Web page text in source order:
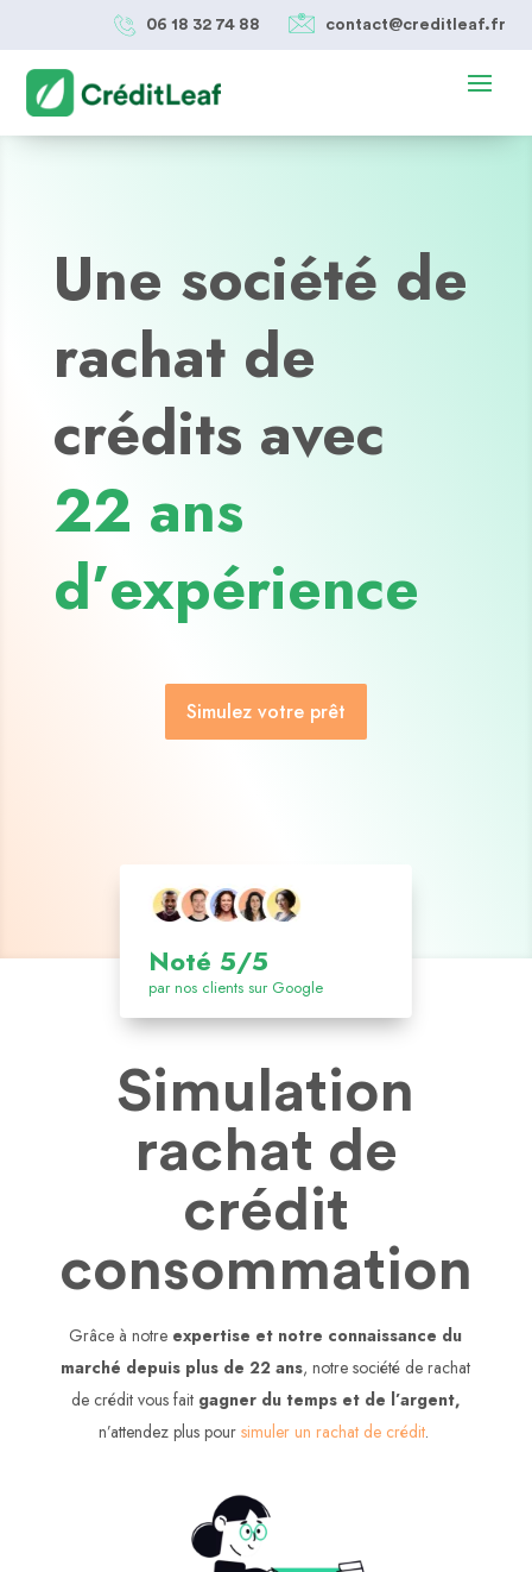
06 18 32 74 88 contact@creditleaf.fr
Une société de
rachat de
crédits avec
22 ans
d’expérience
Simulez votre prêt
Noté 5/5
par nos clients sur Google
Simulation
rachat de
crédit
consommation
Grâce à notre expertise et notre connaissance du
marché depuis plus de 22 ans, notre société de rachat
de crédit vous fait gagner du temps et de l’argent,
n’attendez plus poursimuler un rachat de crédit.